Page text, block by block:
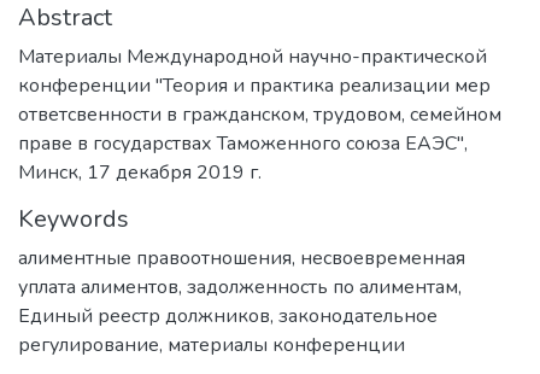
Abstract
Материалы Международной научно-практической
конференции "Теория и практика реализации мер
ответсвенности в гражданском, трудовом, семейном
праве в государствах Таможенного союза ЕАЭС",
Минск, 17 декабря 2019 г.
Keywords
алиментные правоотношения, несвоевременная
уплата алиментов, задолженность по алиментам,
Единый реестр должников, законодательное
регулирование, материалы конференции